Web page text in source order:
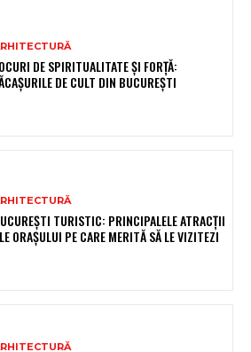
DE SPIRITUALITATE ȘI FORȚĂ:
DE CULT DIN BUCUREȘTI
TURISTIC: PRINCIPALELE ATRACȚII
ORAȘULUI PE CARE MERITĂ SĂ LE VIZITEZI